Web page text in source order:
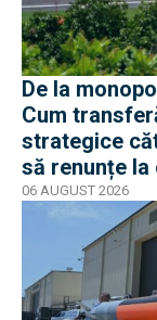
De la
Cum
strategice
să renunțe
06 AUGUST 2026